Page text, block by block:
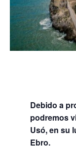
Debido a
podremos
Usó, en su
Ebro.